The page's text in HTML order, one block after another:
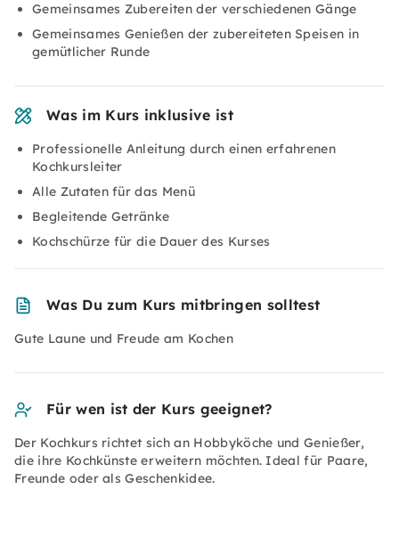
Gemeinsames Zubereiten der verschiedenen Gänge
Gemeinsames Genießen der zubereiteten Speisen in
gemütlicher Runde
Was im Kurs inklusive ist
Professionelle Anleitung durch einen erfahrenen
Kochkursleiter
Alle Zutaten für das Menü
Begleitende Getränke
Kochschürze für die Dauer des Kurses
Was Du zum Kurs mitbringen solltest
Gute Laune und Freude am Kochen
Für wen ist der Kurs geeignet?
Der Kochkurs richtet sich an Hobbyköche und Genießer,
die ihre Kochkünste erweitern möchten. Ideal für Paare,
Freunde oder als Geschenkidee.